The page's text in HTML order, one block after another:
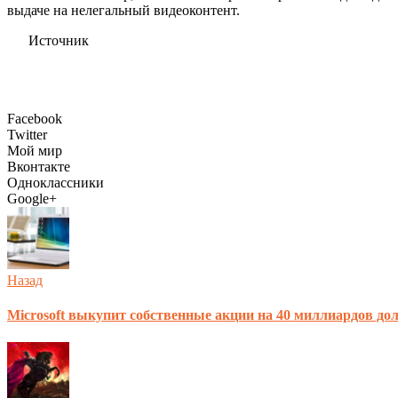
выдаче на нелегальный видеоконтент.
Источник
Facebook
Twitter
Мой мир
Вконтакте
Одноклассники
Google+
Назад
Microsoft выкупит собственные акции на 40 миллиардов